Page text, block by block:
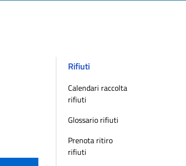
Rifiuti
Calendari raccolta
rifiuti
Glossario rifiuti
Prenota ritiro
rifiuti